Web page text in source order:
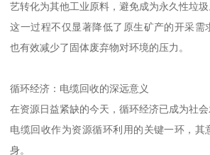
艺转化为其他工业原料，避免成为永久性垃圾
这一过程不仅显著降低了原生矿产的开采需
也有效减少了固体废弃物对环境的压力。
循环经济：电缆回收的深远意义
在资源日益紧缺的今天，循环经济已成为社会
电缆回收作为资源循环利用的关键一环，其
身。